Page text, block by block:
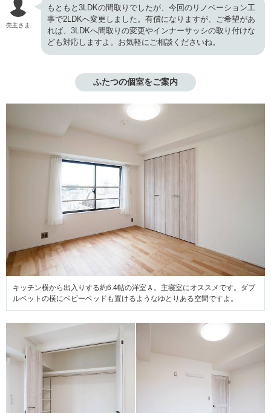
売主さま
もともと3LDKの間取りでしたが、今回のリノベーション工
事で2LDKへ変更しました。有償になりますが、ご希望があ
れば、3LDKへ間取りの変更やインナーサッシの取り付けな
ども対応しますよ。お気軽にご相談くださいね。
ふたつの個室をご案内
キッチン横から出入りする約6.4帖の洋室Ａ。主寝室にオススメです。ダブ
ルベットの横にベビーベッドも置けるようなゆとりある空間ですよ。